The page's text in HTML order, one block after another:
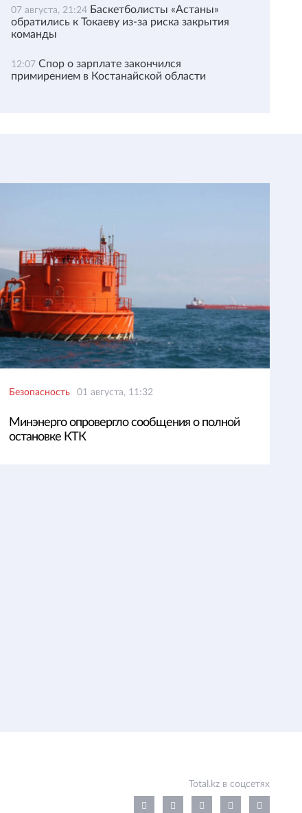
07 августа, 21:24 Баскетболисты «Астаны»
обратились к Токаеву из-за риска закрытия
команды
12:07 Спор о зарплате закончился
примирением в Костанайской области
Безопасность 01 августа, 11:32
Минэнерго опровергло сообщения о полной
остановке КТК
Total.kz в соцсетях